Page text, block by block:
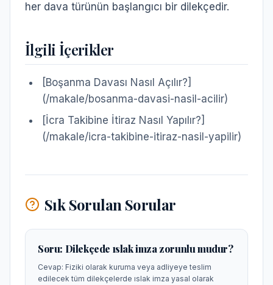
her dava türünün başlangıcı bir dilekçedir.
İlgili İçerikler
[Boşanma Davası Nasıl Açılır?]
(/makale/bosanma-davasi-nasil-acilir)
[İcra Takibine İtiraz Nasıl Yapılır?]
(/makale/icra-takibine-itiraz-nasil-yapilir)
Sık Sorulan Sorular
Soru: Dilekçede ıslak imza zorunlu mudur?
Cevap: Fiziki olarak kuruma veya adliyeye teslim
edilecek tüm dilekçelerde ıslak imza yasal olarak